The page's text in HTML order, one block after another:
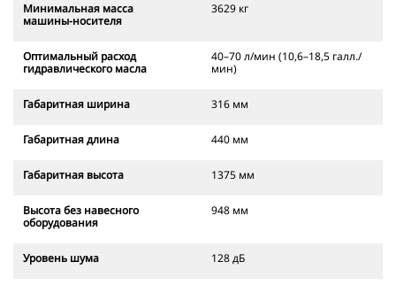
Минимальная масса
машины-носителя
3629 кг
Оптимальный расход
гидравлического масла
40–70 л/мин (10,6–18,5 галл./
мин)
Габаритная ширина 316 мм
Габаритная длина 440 мм
Габаритная высота 1375 мм
Высота без навесного
оборудования
948 мм
Уровень шума 128 дБ